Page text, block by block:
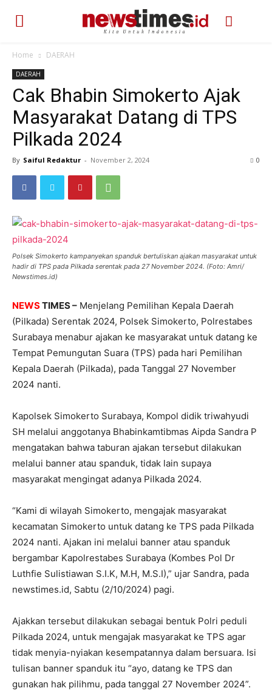
Home DAERAH
DAERAH
Cak Bhabin Simokerto Ajak
Masyarakat Datang di TPS
Pilkada 2024
By Saiful Redaktur - November 2, 2024 0
Polsek Simokerto kampanyekan spanduk bertuliskan ajakan masyarakat untuk
hadir di TPS pada Pilkada serentak pada 27 November 2024. (Foto: Amri/
Newstimes.id)
NEWSTIMES – Menjelang Pemilihan Kepala Daerah
(Pilkada) Serentak 2024, Polsek Simokerto, Polrestabes
Surabaya menabur ajakan ke masyarakat untuk datang ke
Tempat Pemungutan Suara (TPS) pada hari Pemilihan
Kepala Daerah (Pilkada), pada Tanggal 27 November
2024 nanti.
Kapolsek Simokerto Surabaya, Kompol didik triwahyudi
SH melalui anggotanya Bhabinkamtibmas Aipda Sandra P
mengatakan bahwa taburan ajakan tersebut dilakukan
melalui banner atau spanduk, tidak lain supaya
masyarakat mengingat adanya Pilkada 2024.
“Kami di wilayah Simokerto, mengajak masyarakat
kecamatan Simokerto untuk datang ke TPS pada Pilkada
2024 nanti. Ajakan ini melalui banner atau spanduk
bergambar Kapolrestabes Surabaya (Kombes Pol Dr
Luthfie Sulistiawan S.I.K, M.H, M.S.I),” ujar Sandra, pada
newstimes.id, Sabtu (2/10/2024) pagi.
Ajakkan tersebut dilakukan sebagai bentuk Polri peduli
Pilkada 2024, untuk mengajak masyarakat ke TPS agar
tidak menyia-nyiakan kesempatannya dalam bersuara. Isi
tulisan banner spanduk itu “ayo, datang ke TPS dan
gunakan hak pilihmu, pada tanggal 27 November 2024”.